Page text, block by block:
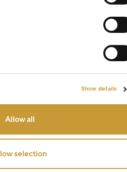
Show details
Allow all
selection